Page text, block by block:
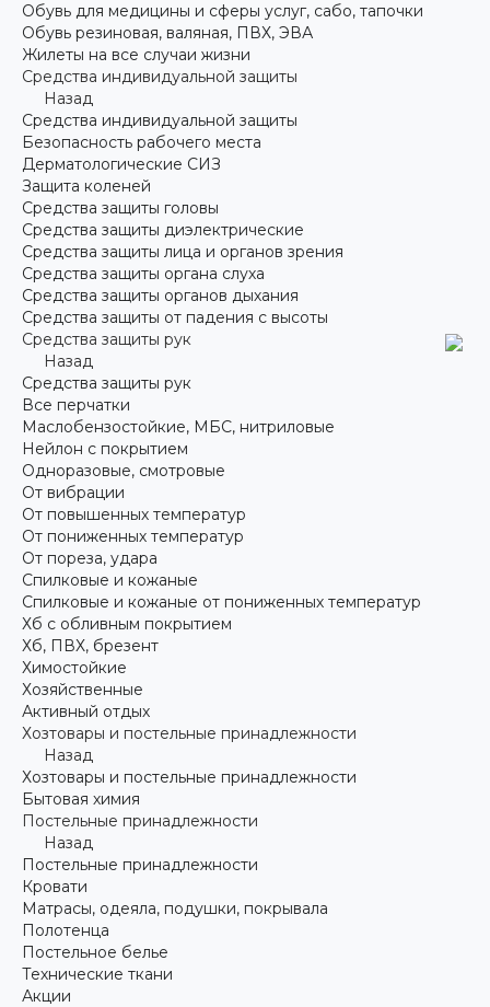
Обувь для медицины и сферы услуг, сабо, тапочки
Обувь резиновая, валяная, ПВХ, ЭВА
Жилеты на все случаи жизни
Средства индивидуальной защиты
Назад
Средства индивидуальной защиты
Безопасность рабочего места
Дерматологические СИЗ
Защита коленей
Средства защиты головы
Средства защиты диэлектрические
Средства защиты лица и органов зрения
Средства защиты органа слуха
Средства защиты органов дыхания
Средства защиты от падения с высоты
Средства защиты рук
Назад
Средства защиты рук
Все перчатки
Маслобензостойкие, МБС, нитриловые
Нейлон с покрытием
Одноразовые, смотровые
От вибрации
От повышенных температур
От пониженных температур
От пореза, удара
Спилковые и кожаные
Спилковые и кожаные от пониженных температур
Хб с обливным покрытием
Хб, ПВХ, брезент
Химостойкие
Хозяйственные
Активный отдых
Хозтовары и постельные принадлежности
Назад
Хозтовары и постельные принадлежности
Бытовая химия
Постельные принадлежности
Назад
Постельные принадлежности
Кровати
Матрасы, одеяла, подушки, покрывала
Полотенца
Постельное белье
Технические ткани
Акции